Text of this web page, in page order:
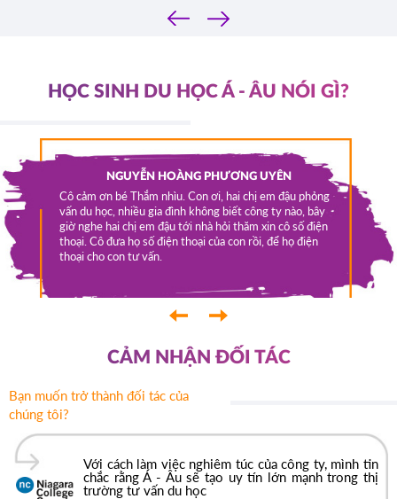
‹
›
HỌC SINH DU HỌC Á - ÂU NÓI GÌ?
qua em
ở
được
là bắt
- Âu rất
NGUYỄN HOÀNG PHƯƠNG UYÊN
Cô cảm ơn bé Thắm nhìu. Con ơi, hai chị em đậu phỏng
vấn du học, nhiều gia đình không biết công ty nào, bây
giờ nghe hai chị em đậu tới nhà hỏi thăm xin cô số điện
thoại. Cô đưa họ số điện thoại của con rồi, để họ điện
thoại cho con tư vấn.
Tui
lớp 11.
việc
›
CẢM NHẬN ĐỐI TÁC
Bạn muốn trở thành đối tác của
chúng tôi?
Với cách làm việc nghiêm túc của công ty, mình tin
chắc rằng Á - Âu sẽ tạo uy tín lớn mạnh trong thị
trường tư vấn du học